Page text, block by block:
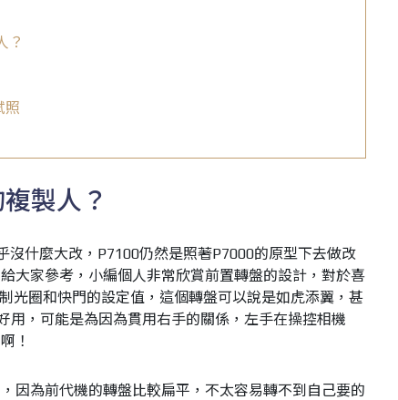
？
照
製人？
沒什麼大改，P7100仍然是照著P7000的原型下去做改
大家參考，小編個人非常欣賞前置轉盤的設計，對於喜
光圈和快門的設定值，這個轉盤可以說是如虎添翼，甚
用，可能是為因為貫用右手的關係，左手在操控相機
！
因為前代機的轉盤比較扁平，不太容易轉不到自己要的